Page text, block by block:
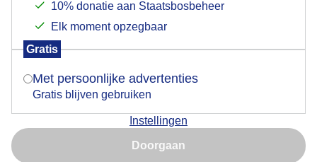
10% donatie aan Staatsbosbeheer
Elk moment opzegbaar
Gratis
Met persoonlijke advertenties
Gratis blijven gebruiken
Instellingen
Doorgaan
Is goed, toon de popup
Nu niet, misschien later